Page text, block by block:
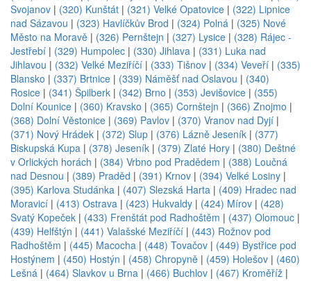
Svojanov | (320) Kunštát | (321) Velké Opatovice | (322) Lipnice
nad Sázavou | (323) Havlíčkův Brod | (324) Polná | (325) Nové
Město na Moravě | (326) Pernštejn | (327) Lysice | (328) Rájec -
Jestřebí | (329) Humpolec | (330) Jihlava | (331) Luka nad
Jihlavou | (332) Velké Meziříčí | (333) Tišnov | (334) Veveří | (335)
Blansko | (337) Brtnice | (339) Náměšť nad Oslavou | (340)
Rosice | (341) Špilberk | (342) Brno | (353) Jevišovice | (355)
Dolní Kounice | (360) Kravsko | (365) Cornštejn | (366) Znojmo |
(368) Dolní Věstonice | (369) Pavlov | (370) Vranov nad Dyjí |
(371) Nový Hrádek | (372) Slup | (376) Lázně Jeseník | (377)
Biskupská Kupa | (378) Jeseník | (379) Zlaté Hory | (380) Deštné
v Orlických horách | (384) Vrbno pod Pradědem | (388) Loučná
nad Desnou | (389) Praděd | (391) Krnov | (394) Velké Losiny |
(395) Karlova Studánka | (407) Slezská Harta | (409) Hradec nad
Moravicí | (413) Ostrava | (423) Hukvaldy | (424) Mírov | (428)
Svatý Kopeček | (433) Frenštát pod Radhoštěm | (437) Olomouc |
(439) Helfštýn | (441) Valašské Meziříčí | (443) Rožnov pod
Radhoštěm | (445) Macocha | (448) Tovačov | (449) Bystřice pod
Hostýnem | (450) Hostýn | (458) Chropyně | (459) Holešov | (460)
Lešná | (464) Slavkov u Brna | (466) Buchlov | (467) Kroměříž |